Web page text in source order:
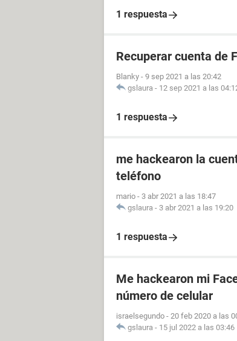
1 respuesta
Recuperar cuenta de
Blanky - 9 sep 2021 a las 20:42
gslaura - 12 sep 2021 a las
1 respuesta
me hackearon la
teléfono
mario - 3 abr 2021 a las 18:47
gslaura - 3 abr 2021 a las 19:20
1 respuesta
Me hackearon mi
número de celular
israelsegundo - 20 feb 2020 a las
gslaura - 15 jul 2022 a las 03:46